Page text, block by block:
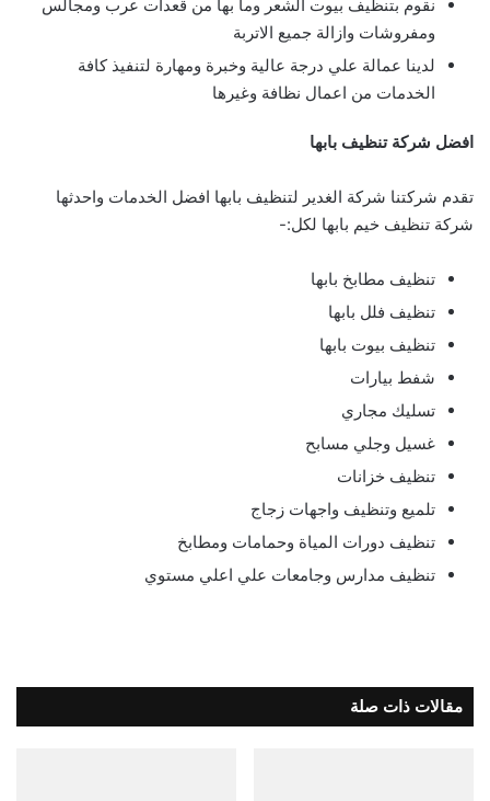
نقوم بتنظيف بيوت الشعر وما بها من قعدات عرب ومجالس
ومفروشات وازالة جميع الاتربة
لدينا عمالة علي درجة عالية وخبرة ومهارة لتنفيذ كافة
الخدمات من اعمال نظافة وغيرها
افضل شركة تنظيف بابها
تقدم شركتنا شركة الغدير لتنظيف بابها افضل الخدمات واحدثها
شركة تنظيف خيم بابها لكل:-
تنظيف مطابخ بابها
تنظيف فلل بابها
تنظيف بيوت بابها
شفط بيارات
تسليك مجاري
غسيل وجلي مسابح
تنظيف خزانات
تلميع وتنظيف واجهات زجاج
تنظيف دورات المياة وحمامات ومطابخ
تنظيف مدارس وجامعات علي اعلي مستوي
مقالات ذات صلة